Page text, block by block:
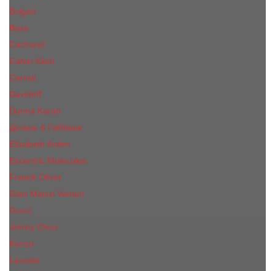
Bvlgari
Boss
Cacharel
Calvin Klein
Cerruti
Davidoff
Donna Karan
Дольче & Габбана
Elizabeth Arden
Escentric Molecules
Franck Oliver
Gian Marco Venturi
Gucci
Jimmy Choo
Kenzo
Lacoste